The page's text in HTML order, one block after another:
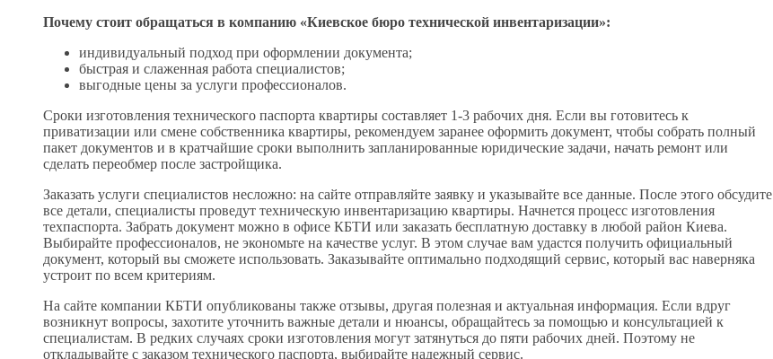
Почему стоит обращаться в компанию «Киевское бюро технической инвентаризации»:
индивидуальный подход при оформлении документа;
быстрая и слаженная работа специалистов;
выгодные цены за услуги профессионалов.
Сроки изготовления технического паспорта квартиры составляет 1-3 рабочих дня. Если вы готовитесь к
приватизации или смене собственника квартиры, рекомендуем заранее оформить документ, чтобы собрать полный
пакет документов и в кратчайшие сроки выполнить запланированные юридические задачи, начать ремонт или
сделать переобмер после застройщика.
Заказать услуги специалистов несложно: на сайте отправляйте заявку и указывайте все данные. После этого обсудите
все детали, специалисты проведут техническую инвентаризацию квартиры. Начнется процесс изготовления
техпаспорта. Забрать документ можно в офисе КБТИ или заказать бесплатную доставку в любой район Киева.
Выбирайте профессионалов, не экономьте на качестве услуг. В этом случае вам удастся получить официальный
документ, который вы сможете использовать. Заказывайте оптимально подходящий сервис, который вас наверняка
устроит по всем критериям.
На сайте компании КБТИ опубликованы также отзывы, другая полезная и актуальная информация. Если вдруг
возникнут вопросы, захотите уточнить важные детали и нюансы, обращайтесь за помощью и консультацией к
специалистам. В редких случаях сроки изготовления могут затянуться до пяти рабочих дней. Поэтому не
откладывайте с заказом технического паспорта, выбирайте надежный сервис.